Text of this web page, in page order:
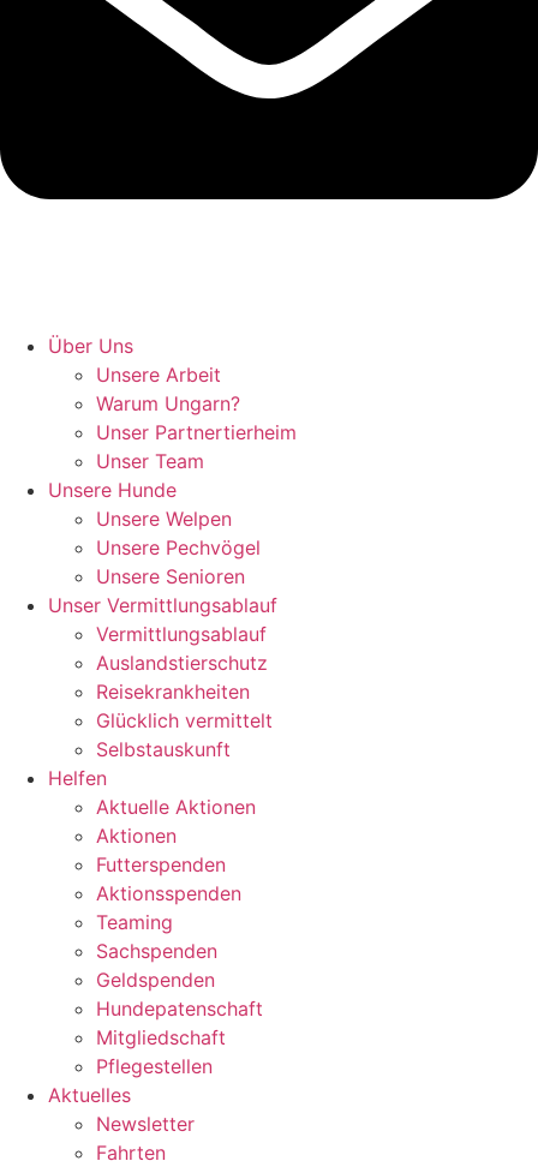
Über Uns
Unsere Arbeit
Warum Ungarn?
Unser Partnertierheim
Unser Team
Unsere Hunde
Unsere Welpen
Unsere Pechvögel
Unsere Senioren
Unser Vermittlungsablauf
Vermittlungsablauf
Auslandstierschutz
Reisekrankheiten
Glücklich vermittelt
Selbstauskunft
Helfen
Aktuelle Aktionen
Aktionen
Futterspenden
Aktionsspenden
Teaming
Sachspenden
Geldspenden
Hundepatenschaft
Mitgliedschaft
Pflegestellen
Aktuelles
Newsletter
Fahrten